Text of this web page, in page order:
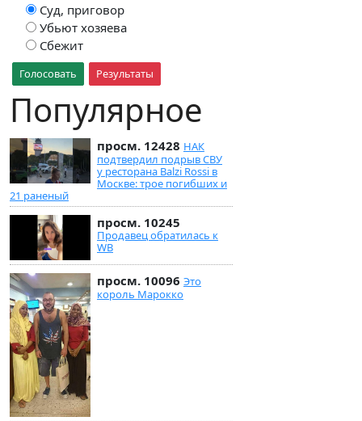
Суд, приговор
Убьют хозяева
Сбежит
Голосовать Результаты
Популярное
просм. 12428 НАК
подтвердил подрыв СВУ
у ресторана Balzi Rossi в
Москве: трое погибших и
21 раненый
просм. 10245
Продавец обратилась к
WB
просм. 10096 Это
король Марокко